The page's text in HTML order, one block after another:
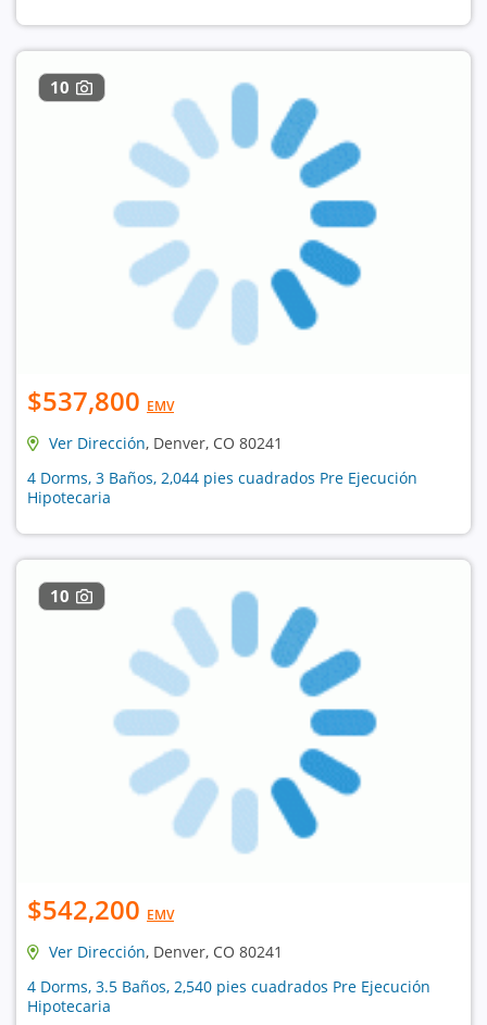
10
$537,800 EMV
Ver Dirección, Denver, CO 80241
4 Dorms, 3 Baños, 2,044 pies cuadrados Pre Ejecución
Hipotecaria
10
$542,200 EMV
Ver Dirección, Denver, CO 80241
4 Dorms, 3.5 Baños, 2,540 pies cuadrados Pre Ejecución
Hipotecaria